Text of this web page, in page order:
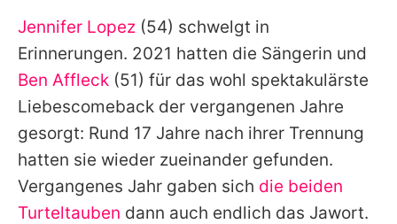
Impressum
Datenschutzerklärung
Nutzungsbedingungen
Utiq verwalten
Jennifer Lopez (54) schwelgt in
Erinnerungen. 2021 hatten die Sängerin und
Ben Affleck (51) für das wohl spektakulärste
Liebescomeback der vergangenen Jahre
gesorgt: Rund 17 Jahre nach ihrer Trennung
hatten sie wieder zueinander gefunden.
Vergangenes Jahr gaben sich die beiden
Turteltauben dann auch endlich das Jawort.